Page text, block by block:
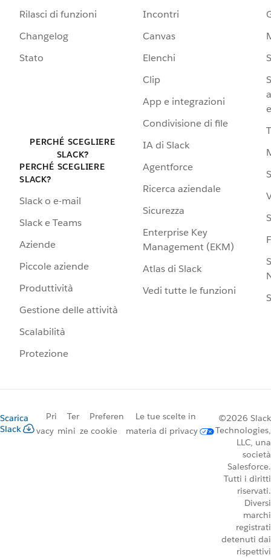
Rilasci di funzioni
Changelog
Stato
PERCHÉ SCEGLIERE
SLACK?
PERCHÉ SCEGLIERE
SLACK?
Slack o e-mail
Slack e Teams
Aziende
Piccole aziende
Produttività
Gestione delle attività
Scalabilità
Protezione
Incontri
Canvas
Elenchi
Clip
App e integrazioni
Condivisione di file
IA di Slack
Agentforce
Ricerca aziendale
Sicurezza
Enterprise Key
Management (EKM)
Atlas di Slack
Vedi tutte le funzioni
Scarica
Slack
Pri
vacy
Ter
mini
Preferen
ze cookie
Le tue scelte in
materia di privacy
©2026 Slack
Technologies,
LLC, una
società
Salesforce.
Tutti i diritti
riservati.
Diversi
marchi
registrati
detenuti dai
rispettivi